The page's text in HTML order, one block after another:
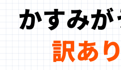
かすみ
訳あ